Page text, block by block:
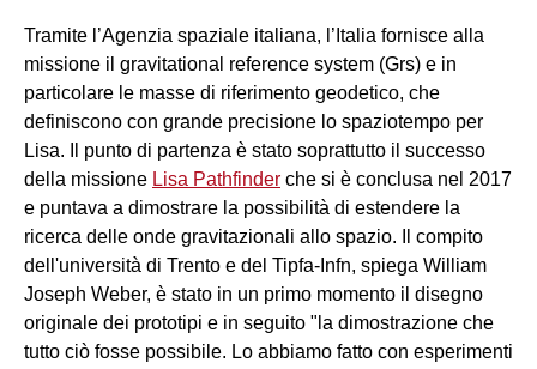
Tramite l’Agenzia spaziale italiana, l’Italia fornisce alla
missione il gravitational reference system (Grs) e in
particolare le masse di riferimento geodetico, che
definiscono con grande precisione lo spaziotempo per
Lisa. Il punto di partenza è stato soprattutto il successo
della missione Lisa Pathfinder che si è conclusa nel 2017
e puntava a dimostrare la possibilità di estendere la
ricerca delle onde gravitazionali allo spazio. Il compito
dell'università di Trento e del Tipfa-Infn, spiega William
Joseph Weber, è stato in un primo momento il disegno
originale dei prototipi e in seguito "la dimostrazione che
tutto ciò fosse possibile. Lo abbiamo fatto con esperimenti